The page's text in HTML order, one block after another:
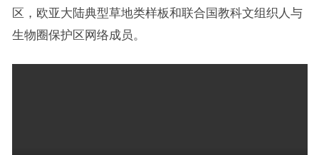
区，欧亚大陆典型草地类样板和联合国教科文组织人与
生物圈保护区网络成员。